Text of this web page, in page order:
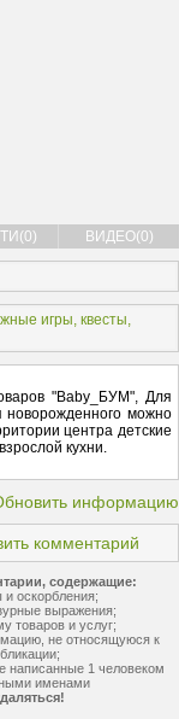
ВИДЕО(0)
игры, квесты,
"Baby_БУМ", Для
новорожденного можно
центра детские
кухни.
информацию
комментарий
содержащие:
и оскорбления;
выражения;
товаров и услуг;
не относящуюся к
написанные 1 человеком
именами